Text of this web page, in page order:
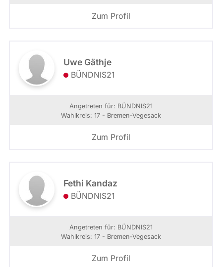
Zum Profil
Uwe Gäthje
BÜNDNIS21
Angetreten für: BÜNDNIS21
Wahlkreis: 17 - Bremen-Vegesack
Zum Profil
Fethi Kandaz
BÜNDNIS21
Angetreten für: BÜNDNIS21
Wahlkreis: 17 - Bremen-Vegesack
Zum Profil